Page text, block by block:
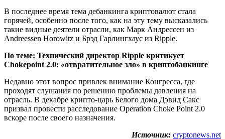
В последнее время тема дебанкинга криптовалют стала
горячей, особенно после того, как на эту тему высказались
такие видные деятели отрасли, как Марк Андрессен из
Andreessen Horowitz и Брэд Гарлингхаус из Ripple.
По теме: Технический директор Ripple критикует
Chokepoint 2.0: «отвратительное зло» в криптобанкинге
Недавно этот вопрос привлек внимание Конгресса, где
проходят слушания по решению проблемы давления на
отрасль. В декабре крипто-царь Белого дома Дэвид Сакс
призвал провести расследование Operation Choke Point 2.0
вскоре после своего назначения.
Источник: cryptonews.net